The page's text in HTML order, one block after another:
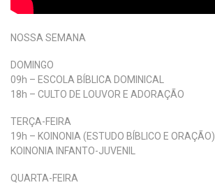
NOSSA SEMANA
DOMINGO
09h – ESCOLA BÍBLICA DOMINICAL
18h – CULTO DE LOUVOR E ADORAÇÃO
TERÇA-FEIRA
19h – KOINONIA (ESTUDO BÍBLICO E ORAÇÃO)
KOINONIA INFANTO-JUVENIL
QUARTA-FEIRA